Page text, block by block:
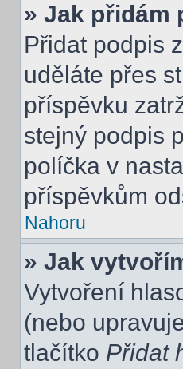
» Jak přidám
Přidat podpis
uděláte přes
příspěvku
stejný podpis
políčka v
příspěvkům
Nahoru
» Jak
Vytvoření
(nebo
tlačítko Přidat